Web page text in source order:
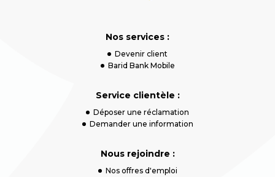
Nos services :
Devenir client
Barid Bank Mobile
Service clientèle :
Déposer une réclamation
Demander une information
Nous rejoindre :
Nos offres d'emploi